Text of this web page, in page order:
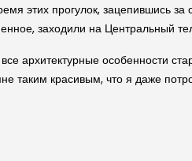
этих прогулок, зацепившись
заходили на Центральный
архитектурные особенности
таким красивым, что я даже